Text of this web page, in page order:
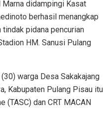
didampingi Kasat
berhasil menangkap
pidana pencurian
HM. Sanusi Pulang
warga Desa Sakakajang
Kabupaten Pulang Pisau itu
(TASC) dan CRT MACAN